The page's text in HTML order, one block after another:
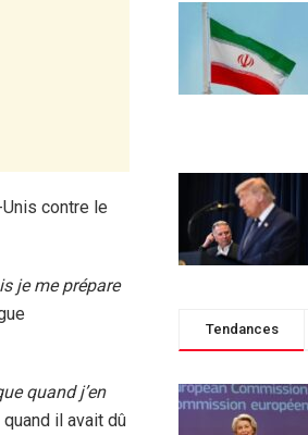
contre le
je me prépare
quand j’en
il avait dû
Tendances